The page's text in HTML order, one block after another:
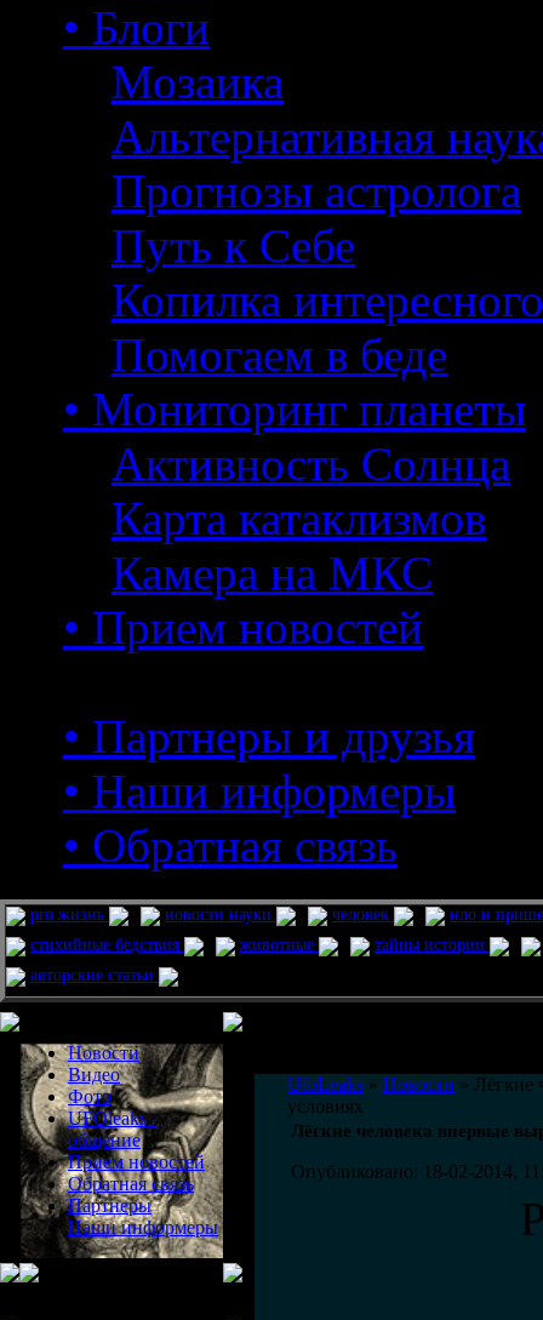
• Блоги
Мозаика
Альтернативная
Прогнозы астролога
Путь к Себе
Копилка интересного
Помогаем в беде
• Мониторинг планеты
Активность Солнца
Карта катаклизмов
Камера на МКС
• Прием новостей
• Партнеры и друзья
• Наши информеры
• Обратная связь
pro жизнь новости науки человек
нло и
стихийные бедствия
животные
тайны истории
авторские статьи
Новости
Видео
Фото
UFOleaks -
общение
Прием новостей
Обратная связь
Партнеры
Наши информеры
UfoLeaks » Новости » Лёгкие
условиях
Лёгкие человека впервые
Опубликовано: 18-02-2014,